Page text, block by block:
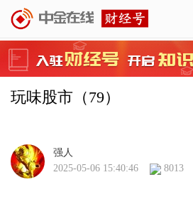
玩味股市（79）
强人
2025-05-06 15:40:46
8013